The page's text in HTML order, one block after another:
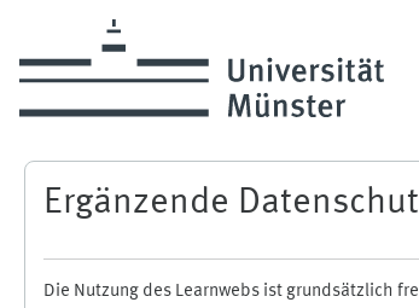
Ergänzende
Die Nutzung des Learnwebs ist grundsätzlich